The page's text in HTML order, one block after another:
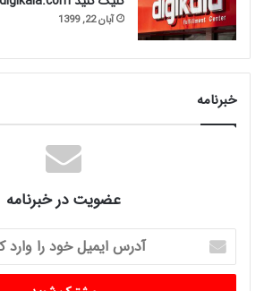
آبان 22, 1399
خبرنامه
عضویت در خبرنامه
آدرس
ایمیل
خود